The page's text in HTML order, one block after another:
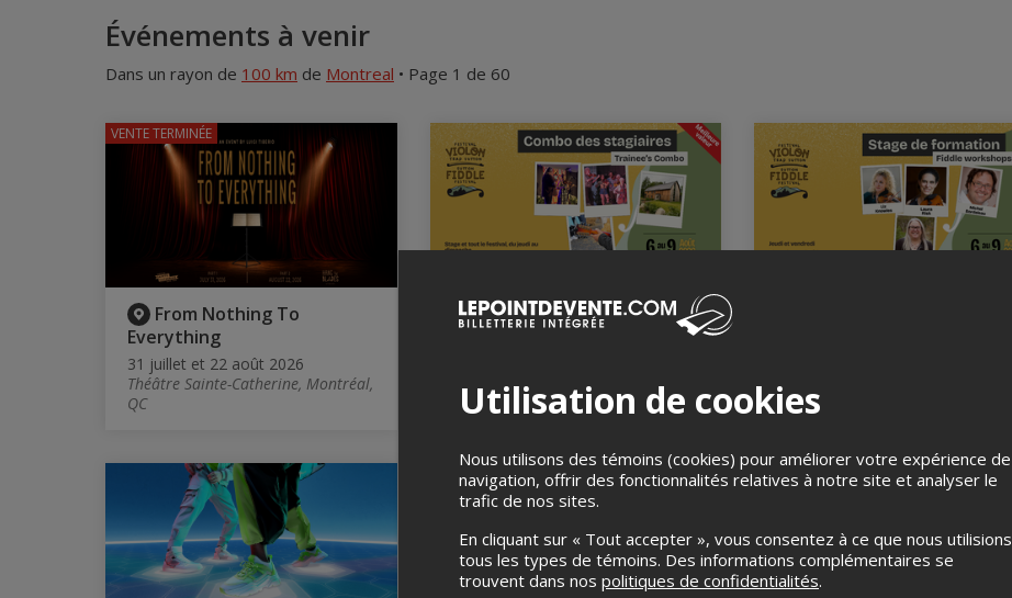
Événements à venir
Dans un rayon de 100 km de Montreal • Page 1 de 60
From Nothing To
Everything
31 juillet et 22 août 2026
Théâtre Sainte-Catherine, Montréal,
QC
VENTE TERMINÉE
Combo des stagiaires
Chapiteau principal, Sutton, QC
Utilisation de cookies
Nous utilisons des témoins (cookies) pour améliorer votre expérience de
navigation, offrir des fonctionnalités relatives à notre site et analyser le
trafic de nos sites.
En cliquant sur « Tout accepter », vous consentez à ce que nous utilisions
tous les types de témoins. Des informations complémentaires se
trouvent dans nos politiques de confidentialités.